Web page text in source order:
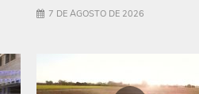
7 DE AGOSTO DE 2026